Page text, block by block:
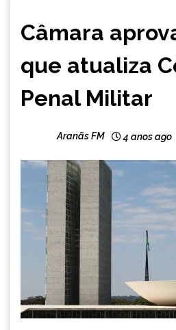
NOTÍCIAS
Câmara
que atualiza
Penal Militar
Aranãs FM 4 anos ago